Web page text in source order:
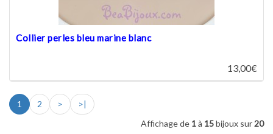
Collier perles bleu marine blanc
13,00€
1 2 >
>|
Affichage de 1à 15bijoux sur20